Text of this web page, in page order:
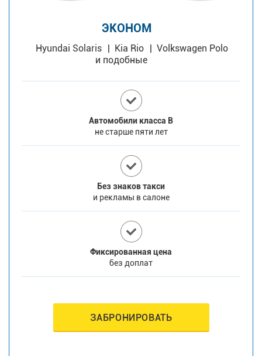
ЭКОНОМ
Hyundai Solaris Kia Rio
Volkswagen Polo
и подобные
Автомобили класса В
не старше пяти лет
Без знаков такси
и рекламы в салоне
Фиксированная цена
без доплат
ЗАБРОНИРОВАТЬ